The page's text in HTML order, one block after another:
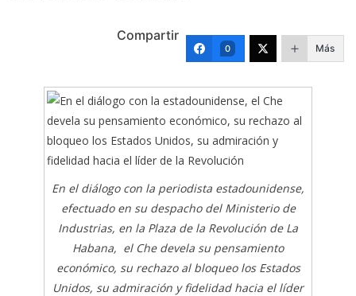
Compartir
0 Más
En el diálogo con la periodista estadounidense,
efectuado en su despacho del Ministerio de
Industrias, en la Plaza de la Revolución de La
Habana, el Che devela su pensamiento
económico, su rechazo al bloqueo los Estados
Unidos, su admiración y fidelidad hacia el líder